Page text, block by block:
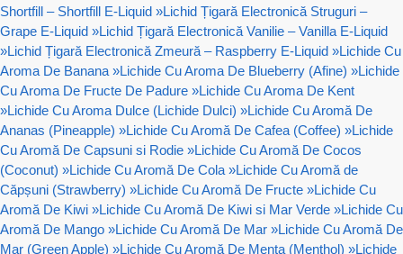
Shortfill – Shortfill E-Liquid »Lichid Țigară Electronică Struguri –
Grape E-Liquid »Lichid Țigară Electronică Vanilie – Vanilla E-Liquid
»Lichid Țigară Electronică Zmeură – Raspberry E-Liquid »Lichide Cu
Aroma De Banana »Lichide Cu Aroma De Blueberry (Afine) »Lichide
Cu Aroma De Fructe De Padure »Lichide Cu Aroma De Kent
»Lichide Cu Aroma Dulce (Lichide Dulci) »Lichide Cu Aromă De
Ananas (Pineapple) »Lichide Cu Aromă De Cafea (Coffee) »Lichide
Cu Aromă De Capsuni si Rodie »Lichide Cu Aromă De Cocos
(Coconut) »Lichide Cu Aromă De Cola »Lichide Cu Aromă de
Căpșuni (Strawberry) »Lichide Cu Aromă De Fructe »Lichide Cu
Aromă De Kiwi »Lichide Cu Aromă De Kiwi si Mar Verde »Lichide Cu
Aromă De Mango »Lichide Cu Aromă De Mar »Lichide Cu Aromă De
Mar (Green Apple) »Lichide Cu Aromă De Menta (Menthol) »Lichide